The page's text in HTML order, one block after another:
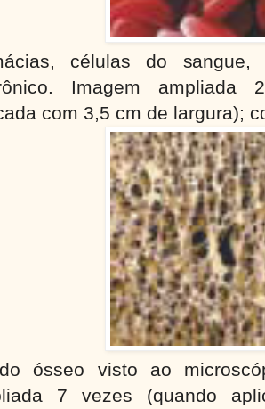
células do
Imagem ampliada
com 3,5 cm de largura);
ósseo visto ao
7 vezes (quando